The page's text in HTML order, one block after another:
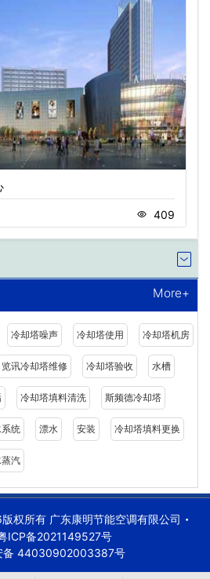
409
More+
冷却塔噪声 冷却塔使用 冷却塔机房
览讯冷却塔维修 冷却塔验收 水槽
冷却塔填料清洗 斯频德冷却塔
统 漂水 安装 冷却塔填料更换
汽
权所有 广东康明节能空调有限公司
ICP备2021149527号
备 44030902003387号